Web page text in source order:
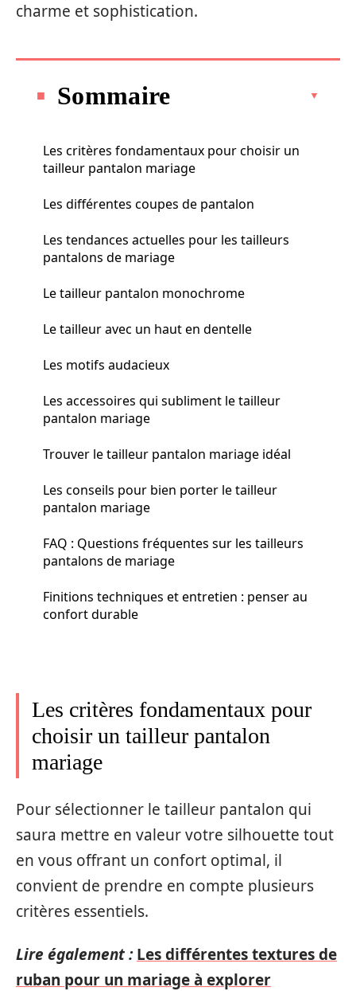
charme et sophistication.
Sommaire
Les critères fondamentaux pour choisir un
tailleur pantalon mariage
Les différentes coupes de pantalon
Les tendances actuelles pour les tailleurs
pantalons de mariage
Le tailleur pantalon monochrome
Le tailleur avec un haut en dentelle
Les motifs audacieux
Les accessoires qui subliment le tailleur
pantalon mariage
Trouver le tailleur pantalon mariage idéal
Les conseils pour bien porter le tailleur
pantalon mariage
FAQ : Questions fréquentes sur les tailleurs
pantalons de mariage
Finitions techniques et entretien : penser au
confort durable
Les critères fondamentaux pour
choisir un tailleur pantalon
mariage
Pour sélectionner le tailleur pantalon qui
saura mettre en valeur votre silhouette tout
en vous offrant un confort optimal, il
convient de prendre en compte plusieurs
critères essentiels.
Lire également : Les différentes textures de
ruban pour un mariage à explorer